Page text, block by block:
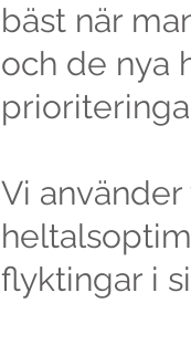
bäst när
och de nya
Vi
flyktingar i